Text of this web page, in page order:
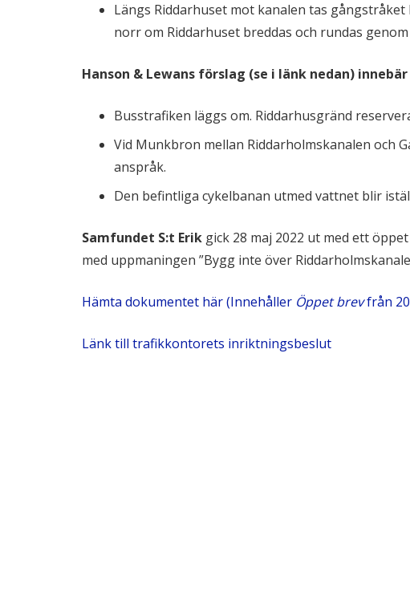
Längs Riddarhuset mot kanalen tas
norr om Riddarhuset breddas och rundas
Hanson & Lewans förslag (se i länk nedan)
Busstrafiken läggs om. Riddarhusgränd
Vid Munkbron mellan Riddarholmskanalen och
anspråk.
Den befintliga cykelbanan utmed vattnet blir
Samfundet S:t Erik gick 28 maj 2022 ut med ett
med uppmaningen ”Bygg inte över
Hämta dokumentet här (Innehåller Öppet brevfrån
Länk till trafikkontorets inriktningsbeslut